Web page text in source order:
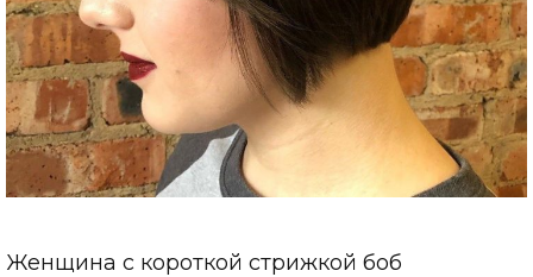
Женщина с короткой стрижкой боб